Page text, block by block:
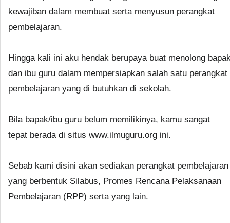
kewajiban dalam membuat serta menyusun perangkat
pembelajaran.
Hingga kali ini aku hendak berupaya buat menolong
dan ibu guru dalam mempersiapkan salah satu perangkat
pembelajaran yang di butuhkan di sekolah.
Bila bapak/ibu guru belum memilikinya, kamu sangat
tepat berada di situs www.ilmuguru.org ini.
Sebab kami disini akan sediakan perangkat pembelajaran
yang berbentuk Silabus, Promes Rencana Pelaksanaan
Pembelajaran (RPP) serta yang lain.